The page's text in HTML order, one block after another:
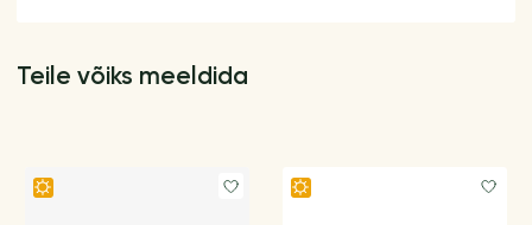
Teile võiks meeldida